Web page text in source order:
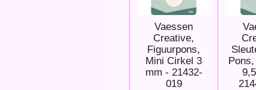
Vaessen
Creative,
Figuurpons,
Mini Cirkel 3
mm - 21432-
019